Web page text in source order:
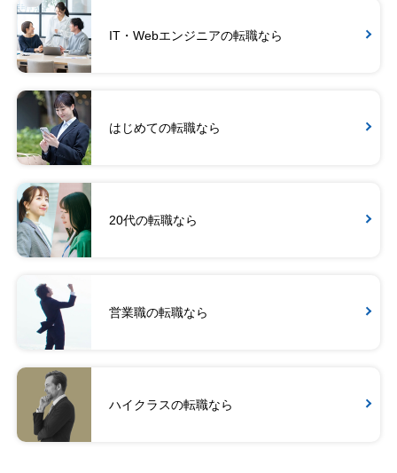
IT・Webエンジニアの転職なら
はじめての転職なら
20代の転職なら
営業職の転職なら
ハイクラスの転職なら